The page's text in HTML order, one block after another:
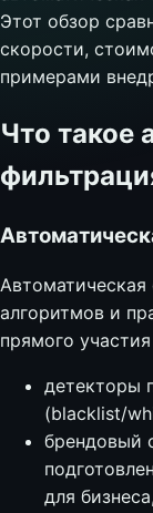
Этот обзор
скорости,
примерами
Что такое
алгоритмов и
прямого
детекторы
(blacklist/
брендовый
для бизнеса,